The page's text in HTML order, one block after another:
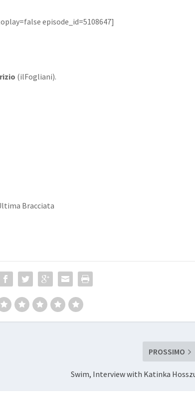
episode_id=5108647]
(ilFogliani).
Bracciata
PROSSIMO
Swim, Interview with Katinka